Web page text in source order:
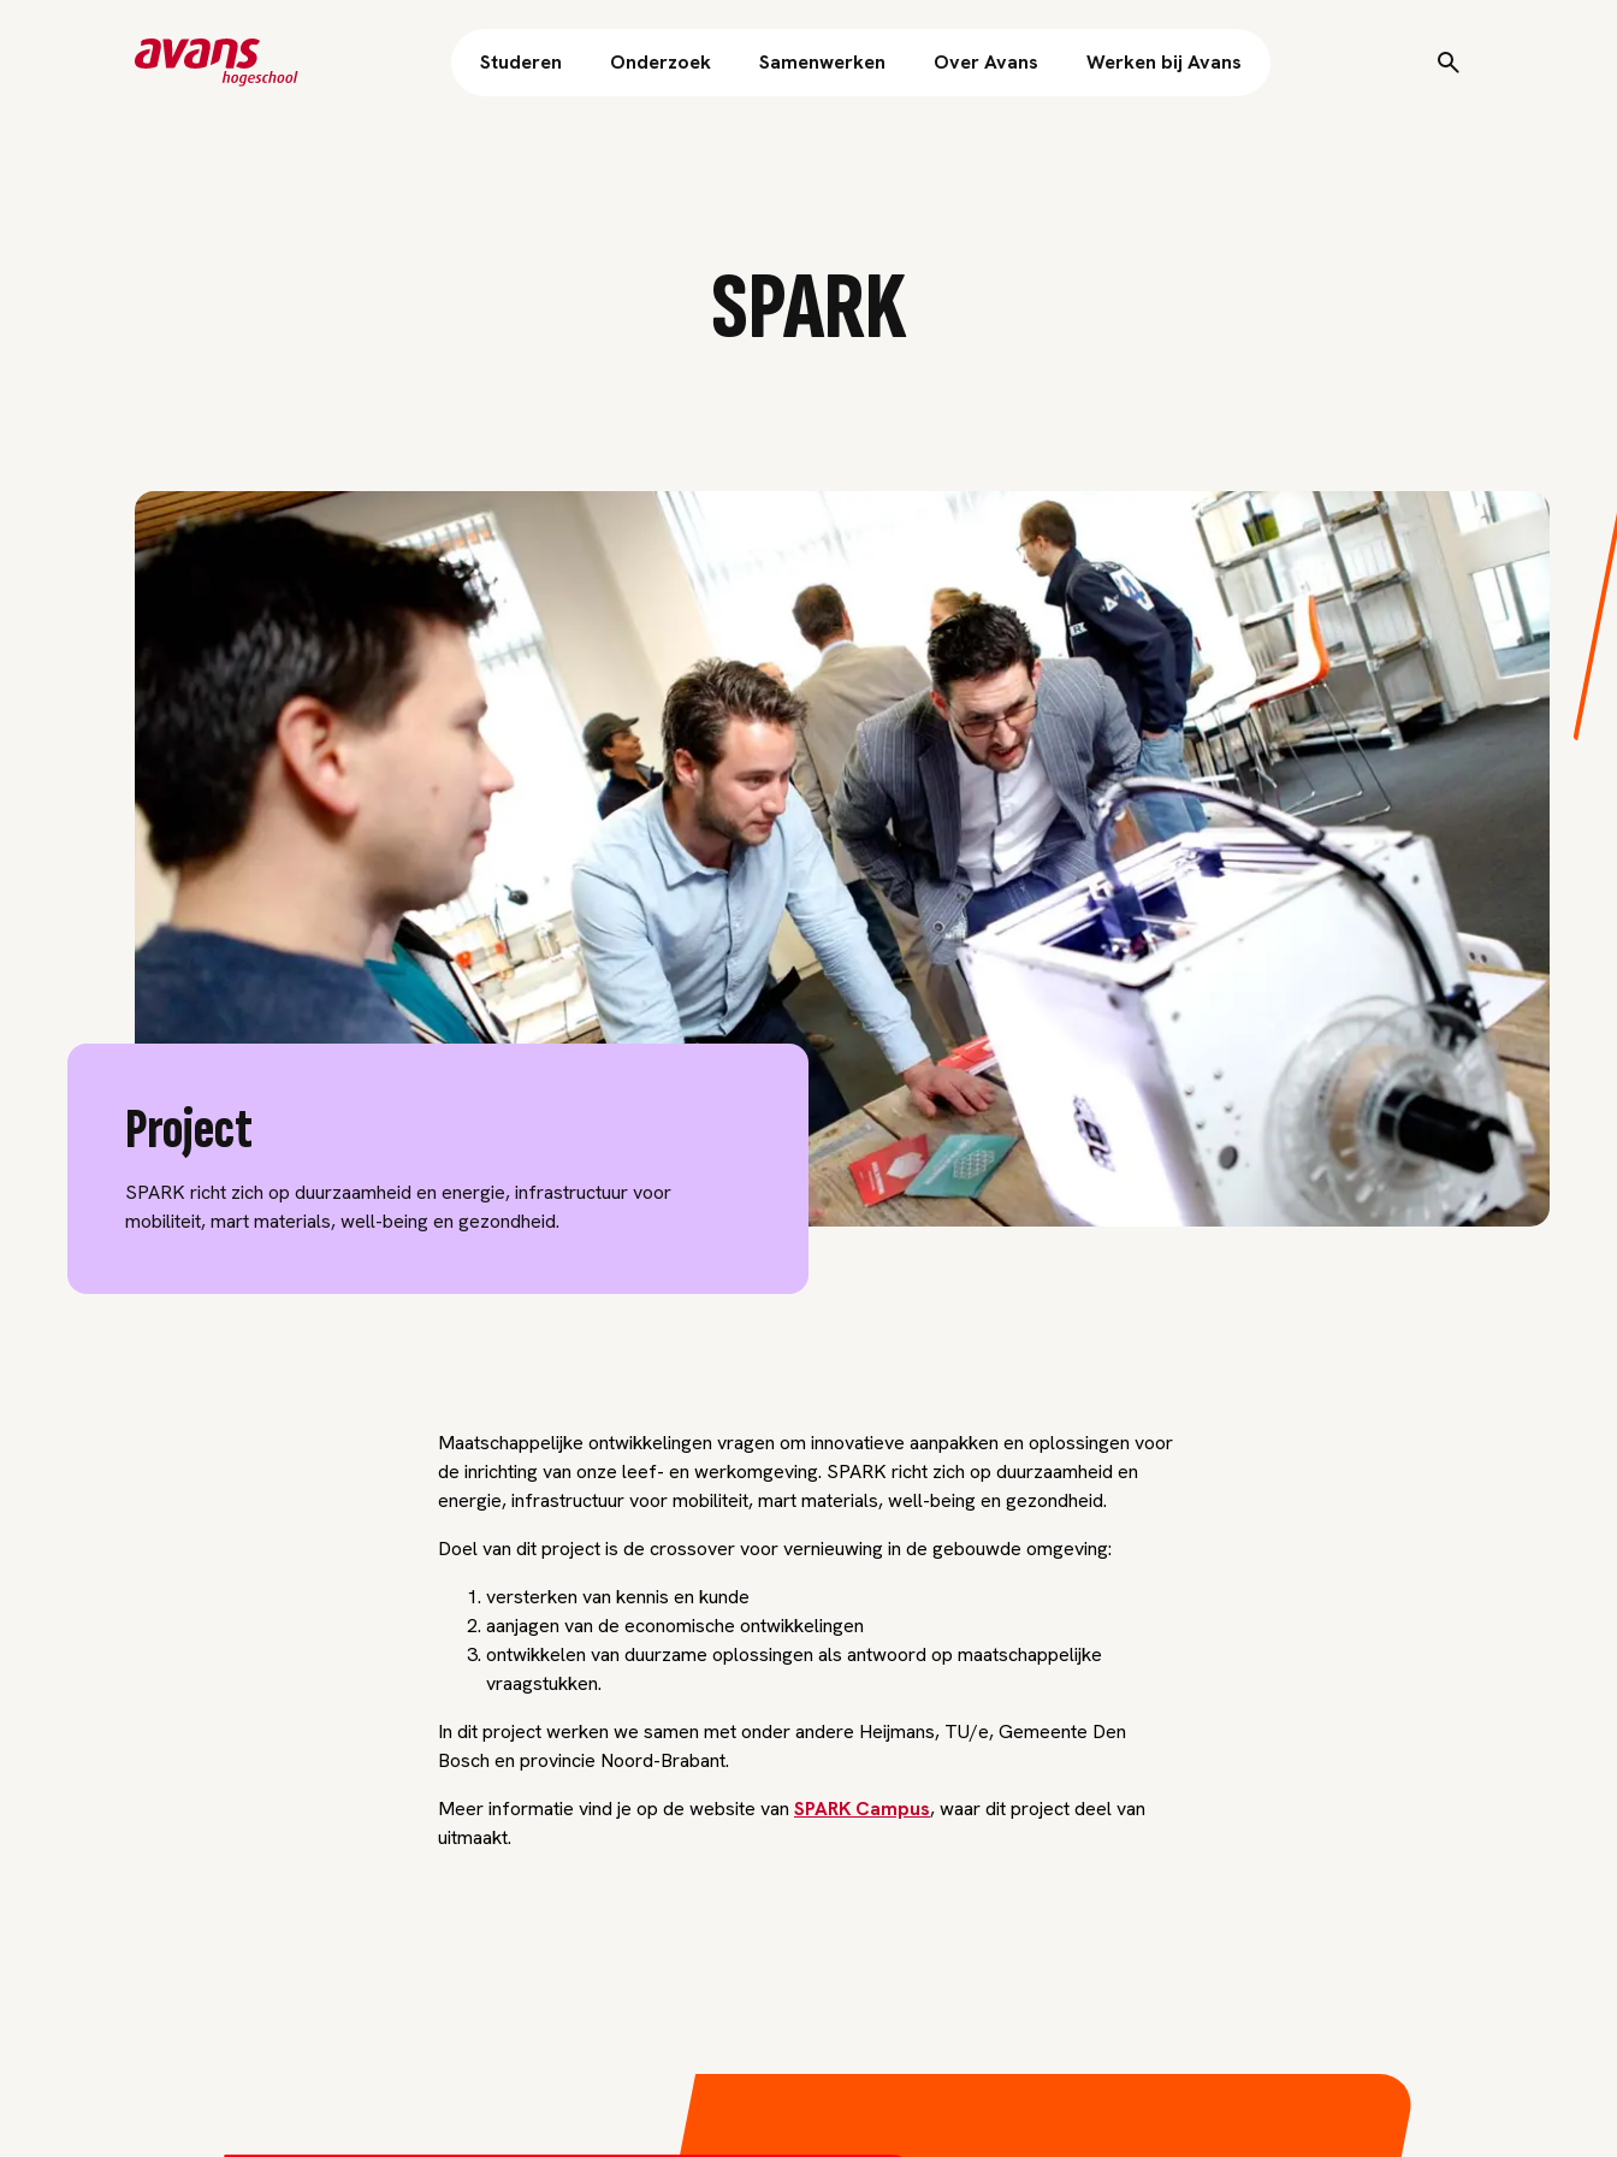
Direct naar inhoud
Studeren Onderzoek Samenwerken Over Avans Werken bij Avans
SPARK
Project
SPARK richt zich op duurzaamheid en energie, infrastructuur voor
mobiliteit, mart materials, well-being en gezondheid.
Maatschappelijke ontwikkelingen vragen om innovatieve aanpakken en oplossingen voor
de inrichting van onze leef- en werkomgeving. SPARK richt zich op duurzaamheid en
energie, infrastructuur voor mobiliteit, mart materials, well-being en gezondheid.
Doel van dit project is de crossover voor vernieuwing in de gebouwde omgeving:
versterken van kennis en kunde
aanjagen van de economische ontwikkelingen
ontwikkelen van duurzame oplossingen als antwoord op maatschappelijke
vraagstukken.
In dit project werken we samen met onder andere Heijmans, TU/e, Gemeente Den
Bosch en provincie Noord-Brabant.
Meer informatie vind je op de website van SPARK Campus, waar dit project deel van
uitmaakt.